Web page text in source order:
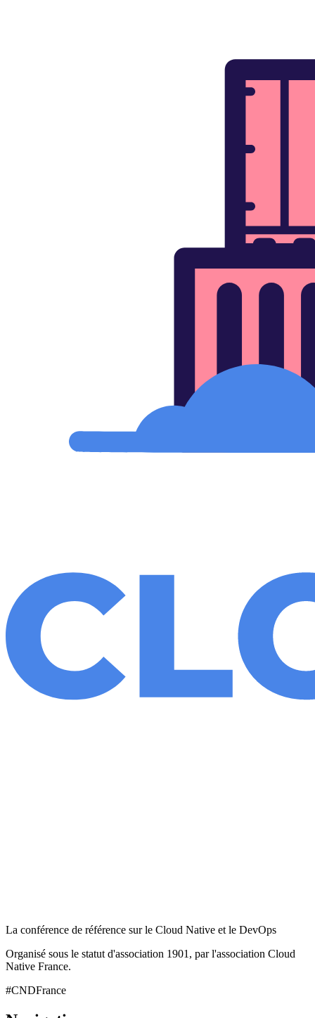
La conférence de référence sur le Cloud Native et le DevOps
Organisé sous le statut d'association 1901, par l'association Cloud
Native France.
#CNDFrance